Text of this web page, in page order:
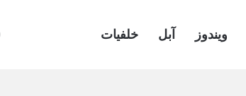
ويندوز آبل خلفيات